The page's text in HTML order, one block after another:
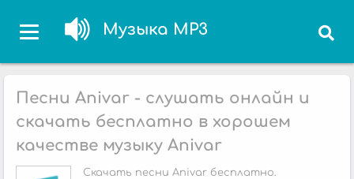
Музыка MP3
Песни Anivar - слушать онлайн и
скачать бесплатно в хорошем
качестве музыку Anivar
Скачать песни Anivar бесплатно.